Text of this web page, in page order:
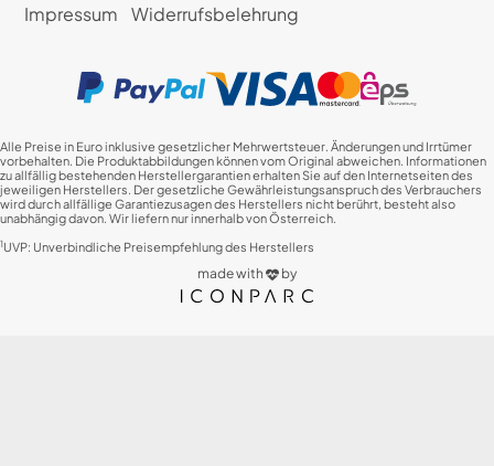
Impressum
Widerrufsbelehrung
Alle Preise in Euro inklusive gesetzlicher Mehrwertsteuer. Änderungen und Irrtümer
vorbehalten. Die Produktabbildungen können vom Original abweichen. Informationen
zu allfällig bestehenden Herstellergarantien erhalten Sie auf den Internetseiten des
jeweiligen Herstellers. Der gesetzliche Gewährleistungsanspruch des Verbrauchers
wird durch allfällige Garantiezusagen des Herstellers nicht berührt, besteht also
unabhängig davon. Wir liefern nur innerhalb von Österreich.
1UVP: Unverbindliche Preisempfehlung des Herstellers
made with by